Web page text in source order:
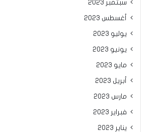
سبتمبر 2023
أغسطس 2023
يوليو 2023
يونيو 2023
مايو 2023
أبريل 2023
مارس 2023
فبراير 2023
يناير 2023